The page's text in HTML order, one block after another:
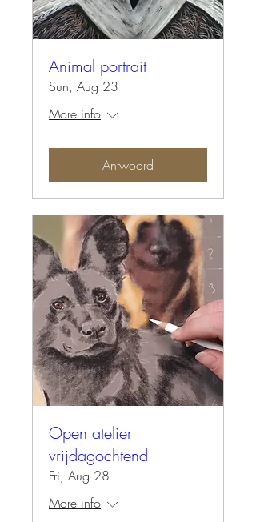
Animal portrait
Sun, Aug 23
More info
Antwoord
Open atelier
vrijdagochtend
Fri, Aug 28
More info